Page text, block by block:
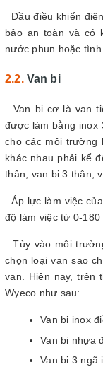
Đầu điều khiển
bảo an toàn và có
nước phun hoặc
Van bi
Van bi cơ là van
được làm bằng inox
cho các môi trường
khác nhau phải kể
thân, van bi 3 thân,
Áp lực làm việc
độ làm việc từ 0-180
Tùy vào môi
chọn loại van sao
van. Hiện nay, trên
Wyeco như sau:
Van bi inox
Van bi nhựa
Van bi 3 ngã